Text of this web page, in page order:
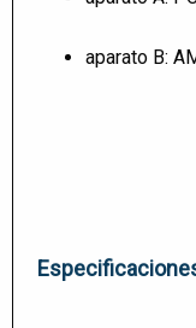
aparato B: